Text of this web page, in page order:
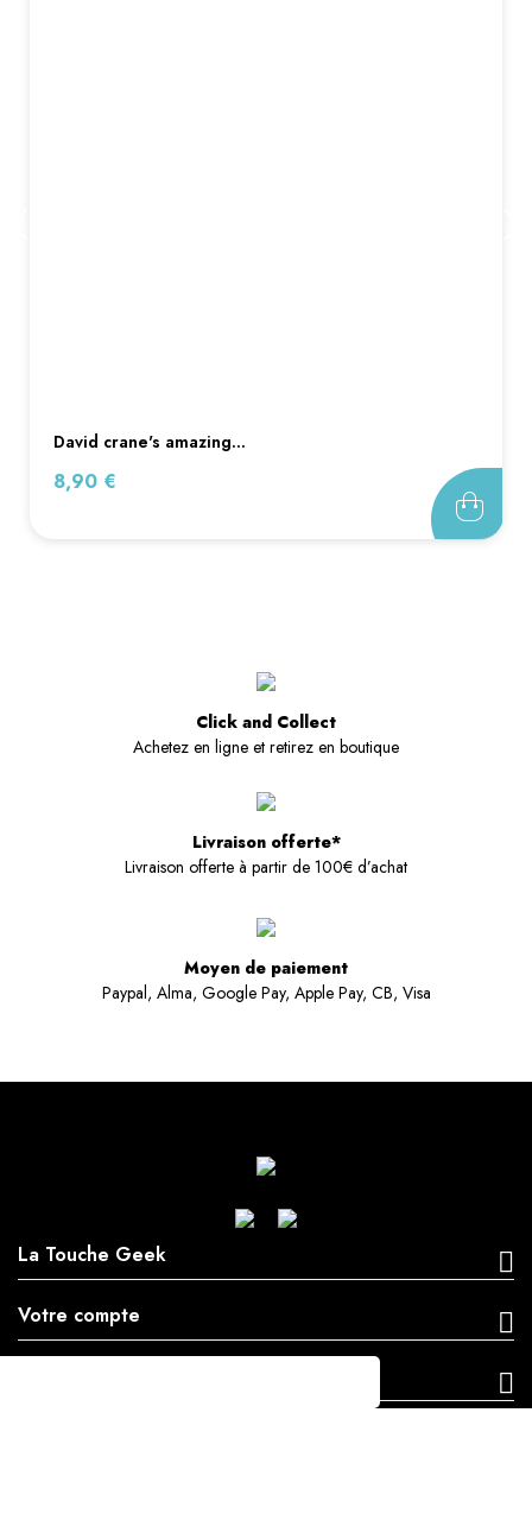
david crane's amazing...
Prix
8,90 €
Click and Collect
Achetez en ligne et retirez en boutique
Livraison offerte*
Livraison offerte à partir de 100€ d’achat
Moyen de paiement
Paypal, Alma, Google Pay, Apple Pay, CB, Visa
La Touche Geek
Votre compte